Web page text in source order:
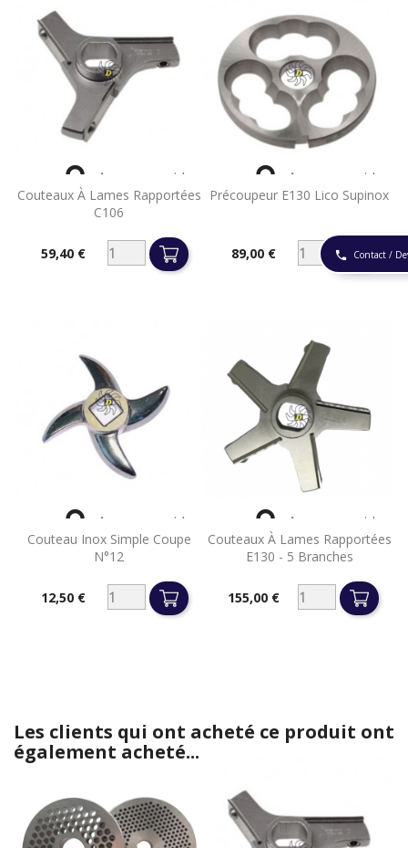
phone Contact /
Couteaux À Lames Rapportées
C106
Prix59,40 €
 Aperçu rapide
Précoupeur E130 Lico Supinox
Prix89,00 €
 Aperçu rapide
Couteau Inox Simple Coupe
N°12
12,50 €
 Aperçu rapide
Couteaux À Lames Rapportées
E130 - 5 Branches
Prix155,00 €
 Aperçu rapide
Les clients qui ont acheté ce produit ont
également acheté...